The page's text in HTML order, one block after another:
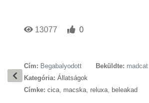
13077
0
Cím: Begabalyodott Beküldte: madcat
Kategória: Állatságok
Címke: cica, macska, reluxa, beleakad